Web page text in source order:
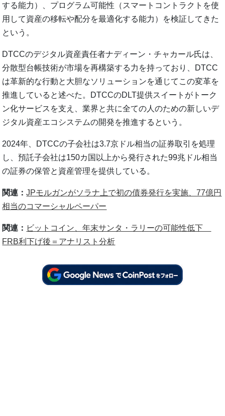
する能力）、プログラム可能性（スマートコントラクトを使
用して資産の移転や配分を最適化する能力）を検証してきた
という。
DTCCのデジタル資産責任者ナディーン・チャカール氏は、
分散型台帳技術が市場を再構築する力を持っており、DTCC
は革新的な行動と大胆なソリューションを通じてこの変革を
推進していると述べた。DTCCのDLT提供スイートがトーク
ン化サービスを支え、業界と共に全ての人のための新しいデ
ジタル資産エコシステムの開発を推進するという。
2024年、DTCCの子会社は3.7京ドル相当の証券取引を処理
し、預託子会社は150カ国以上から発行された99兆ドル相当
の証券の保管と資産管理を提供している。
関連：JPモルガンがソラナ上で初の債券発行を実施、77億円
相当のコマーシャルペーパー
関連： ビットコイン、年末サンタ・ラリーの可能性低下
FRB利下げ後＝アナリスト分析